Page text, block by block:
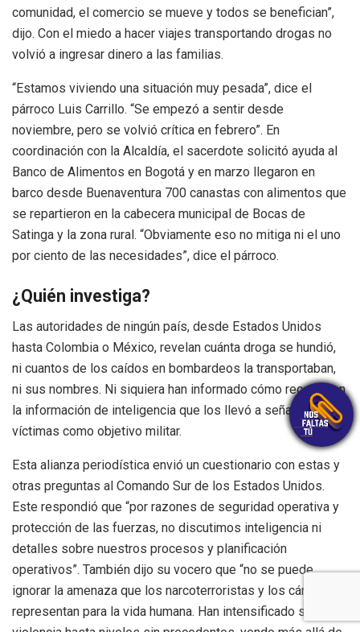
comunidad, el comercio se mueve y todos se benefician”,
dijo. Con el miedo a hacer viajes transportando drogas no
volvió a ingresar dinero a las familias.
“Estamos viviendo una situación muy pesada”, dice el
párroco Luis Carrillo. “Se empezó a sentir desde
noviembre, pero se volvió crítica en febrero”. En
coordinación con la Alcaldía, el sacerdote solicitó ayuda al
Banco de Alimentos en Bogotá y en marzo llegaron en
barco desde Buenaventura 700 canastas con alimentos que
se repartieron en la cabecera municipal de Bocas de
Satinga y la zona rural. “Obviamente eso no mitiga ni el uno
por ciento de las necesidades”, dice el párroco.
¿Quién investiga?
Las autoridades de ningún país, desde Estados Unidos
hasta Colombia o México, revelan cuánta droga se hundió,
ni cuantos de los caídos en bombardeos la transportaban,
ni sus nombres. Ni siquiera han informado cómo recogieron
la información de inteligencia que los llevó a señalar a esas
víctimas como objetivo militar.
Esta alianza periodística envió un cuestionario con estas y
otras preguntas al Comando Sur de los Estados Unidos.
Este respondió que “por razones de seguridad operativa y
protección de las fuerzas, no discutimos inteligencia ni
detalles sobre nuestros procesos y planificación
operativos”. También dijo su vocero que “no se puede
ignorar la amenaza que los narcoterroristas y los cárteles
representan para la vida humana. Han intensificado su